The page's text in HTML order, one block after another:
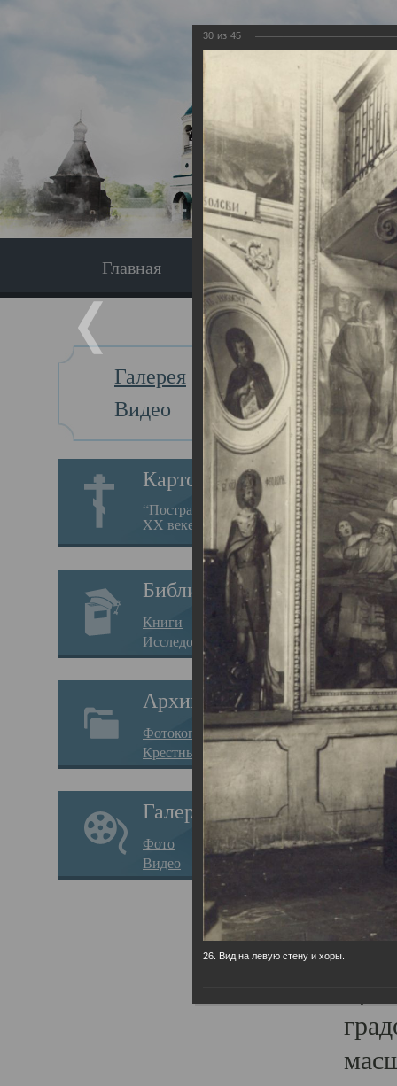
Главная Экскурсия
Галерея
Видео
Картотека
“Пострадавшие за веру в
XX веке на Севере”
Библиотека
Книги
Исследования
Архив
Фотокопии дел
Крестные ходы
Галерея
Фото
Видео
Главная
30 из 45
26. Вид на левую стену и хоры.